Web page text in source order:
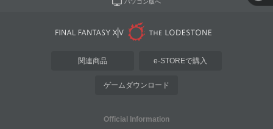
パソコン版へ
関連商品 e-STOREで購入
ゲームダウンロード
Official Information